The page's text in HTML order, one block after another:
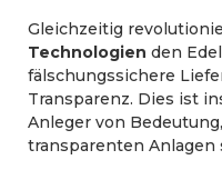
Gleichzeitig
Technologien den
fälschungssichere
Transparenz. Dies ist
Anleger von
transparenten Anlagen